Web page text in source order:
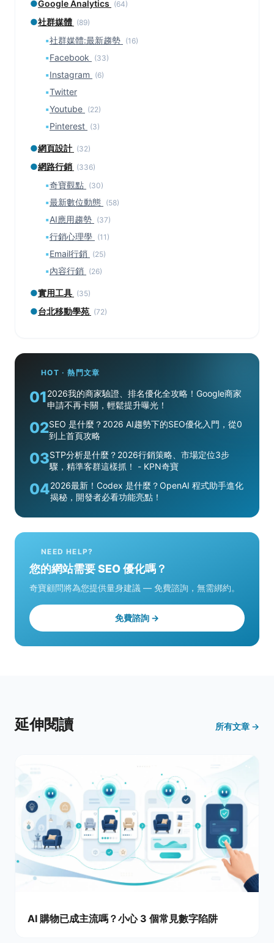
●Google Analytics (64)
●社群媒體 (89)
▪社群媒體:最新趨勢 (16)
▪Facebook (33)
▪Instagram (6)
▪Twitter
▪Youtube (22)
▪Pinterest (3)
●網頁設計 (32)
●網路行銷 (336)
▪奇寶觀點 (30)
▪最新數位動態 (58)
▪AI應用趨勢 (37)
▪行銷心理學 (11)
▪Email行銷 (25)
▪內容行銷 (26)
●實用工具 (35)
●台北移動學苑 (72)
HOT · 熱門文章
012026我的商家驗證、排名優化全攻略！Google商家
申請不再卡關，輕鬆提升曝光！
02SEO 是什麼？2026 AI趨勢下的SEO優化入門，從0
到上首頁攻略
03STP分析是什麼？2026行銷策略、市場定位3步
驟，精準客群這樣抓！ - KPN奇寶
042026最新！Codex 是什麼？OpenAI 程式助手進化
揭秘，開發者必看功能亮點！
NEED HELP?
您的網站需要 SEO 優化嗎？
奇寶顧問將為您提供量身建議 — 免費諮詢，無需綁約。
免費諮詢 →
延伸閱讀 所有文章 →
AI 購物已成主流嗎？小心 3 個常見數字陷阱